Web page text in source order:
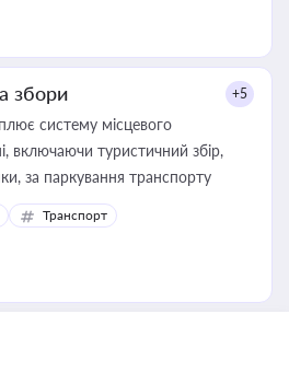
збори +5
систему місцевого
включаючи туристичний збір,
плату за земельні ділянки, за паркування транспорту
Транспорт